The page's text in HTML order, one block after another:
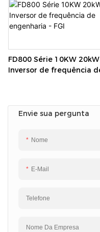
Envie sua pergunta
Nome
E-Mail
Telefone
Nome Da Empresa
inversor - FGI
FD800 Série 10KW 20kW
Inversor de frequência